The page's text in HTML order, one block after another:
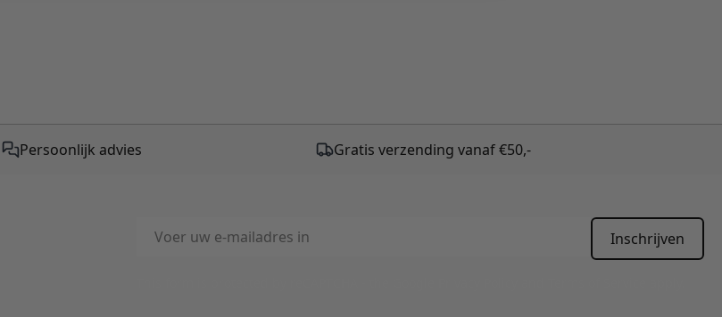
Persoonlijk advies Gratis verzending vanaf €50,-
E-mailadres
Inschrijven